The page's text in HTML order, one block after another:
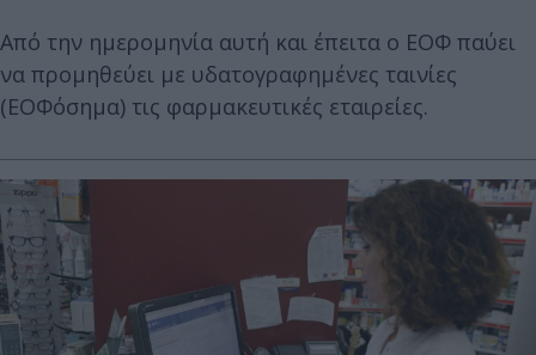
Από την ημερομηνία αυτή και έπειτα ο ΕΟΦ παύει
να προμηθεύει με υδατογραφημένες ταινίες
(ΕΟΦόσημα) τις φαρμακευτικές εταιρείες.